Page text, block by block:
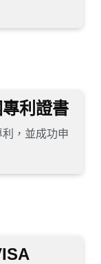
利證書
利，並成功申